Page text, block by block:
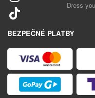
Dress
BEZPEČNÉ PLATBY